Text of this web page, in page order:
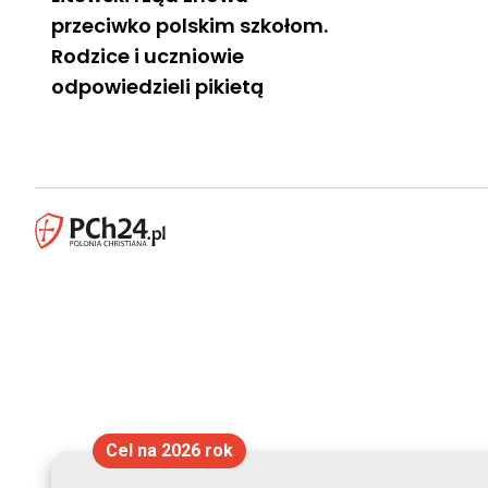
przeciwko polskim szkołom.
Rodzice i uczniowie
odpowiedzieli pikietą
Cel na 2026 rok